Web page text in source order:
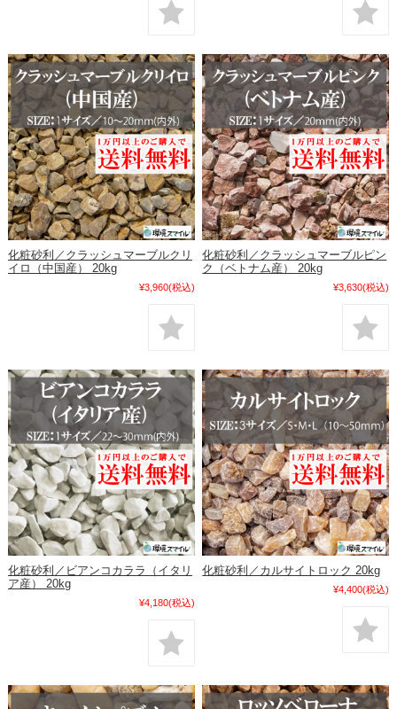
化粧砂利／クラッシュマーブルクリ
イロ（中国産） 20kg
¥3,960(税込)
化粧砂利／クラッシュマーブルピン
ク（ベトナム産） 20kg
¥3,630(税込)
化粧砂利／ビアンコカララ（イタリ
ア産） 20kg
¥4,180(税込)
化粧砂利／カルサイトロック 20kg
¥4,400(税込)